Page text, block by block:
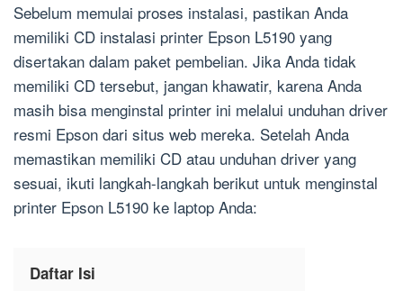
Sebelum memulai proses instalasi, pastikan Anda
memiliki CD instalasi printer Epson L5190 yang
disertakan dalam paket pembelian. Jika Anda tidak
memiliki CD tersebut, jangan khawatir, karena Anda
masih bisa menginstal printer ini melalui unduhan driver
resmi Epson dari situs web mereka. Setelah Anda
memastikan memiliki CD atau unduhan driver yang
sesuai, ikuti langkah-langkah berikut untuk menginstal
printer Epson L5190 ke laptop Anda:
Daftar Isi